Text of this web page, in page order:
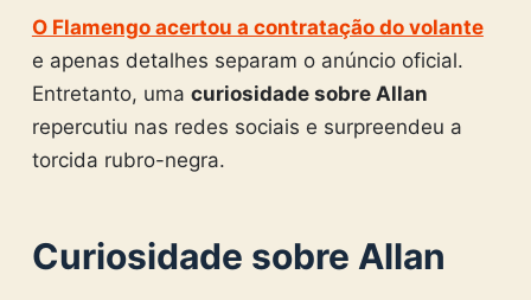
O Flamengo acertou a contratação do volante
e apenas detalhes separam o anúncio oficial.
Entretanto, uma curiosidade sobre Allan
repercutiu nas redes sociais e surpreendeu a
torcida rubro-negra.
Curiosidade sobre Allan